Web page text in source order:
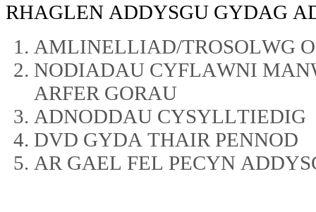
RHAGLEN ADDYSGU GYDAG
AMLINELLIAD/TROSOLWG
NODIADAU CYFLAWNI
ARFER GORAU
ADNODDAU CYSYLLTIEDIG
DVD GYDA THAIR PENNOD
AR GAEL FEL PECYN